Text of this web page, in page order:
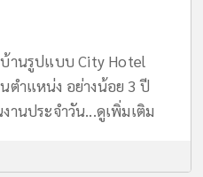
านรูปแบบ City Hotel
ตำแหน่ง อย่างน้อย 3 ปี
านประจำวัน...ดูเพิ่มเติม